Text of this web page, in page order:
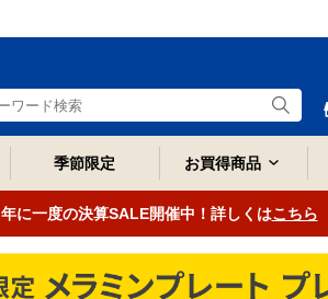
季節限定 お買得商品
年に一度の決算SALE開催中！詳しくはこちら